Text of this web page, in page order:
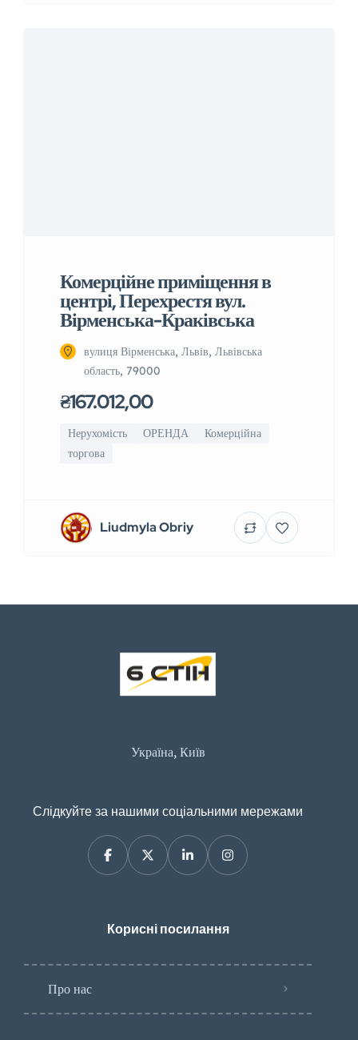
Комерційне приміщення в
центрі, Перехрестя вул.
Вірменська-Краківська
вулиця Вірменська, Львів, Львівська
область, 79000
₴167.012,00
Нерухомість ОРЕНДА
Комерційна
торгова
Liudmyla Obriy
Україна, Київ
Слідкуйте за нашими соціальними мережами
Корисні посилання
Про нас